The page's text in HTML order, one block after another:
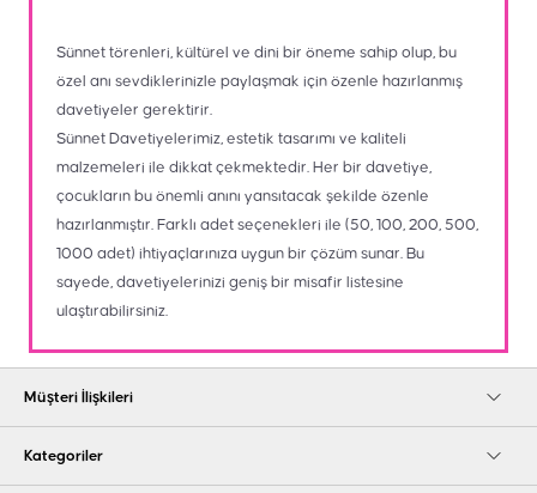
Sünnet törenleri, kültürel ve dini bir öneme sahip olup, bu
özel anı sevdiklerinizle paylaşmak için özenle hazırlanmış
davetiyeler gerektirir.
Sünnet Davetiyelerimiz, estetik tasarımı ve kaliteli
malzemeleri ile dikkat çekmektedir. Her bir davetiye,
çocukların bu önemli anını yansıtacak şekilde özenle
hazırlanmıştır. Farklı adet seçenekleri ile (50, 100, 200, 500,
1000 adet) ihtiyaçlarınıza uygun bir çözüm sunar. Bu
sayede, davetiyelerinizi geniş bir misafir listesine
ulaştırabilirsiniz.
Müşteri İlişkileri
Kategoriler